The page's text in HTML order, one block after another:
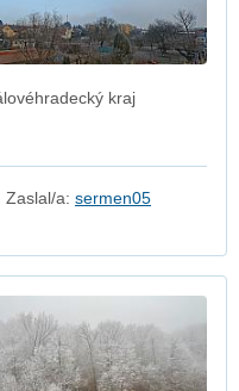
kraj
Zaslal/a: sermen05